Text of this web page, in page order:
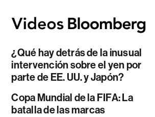
¿Qué hay detrás de la inusual
intervención sobre el yen por
parte de EE. UU. y Japón?
Copa Mundial de la FIFA: La
batalla de las marcas